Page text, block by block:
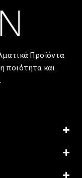
Προϊόντα
ποιότητα και